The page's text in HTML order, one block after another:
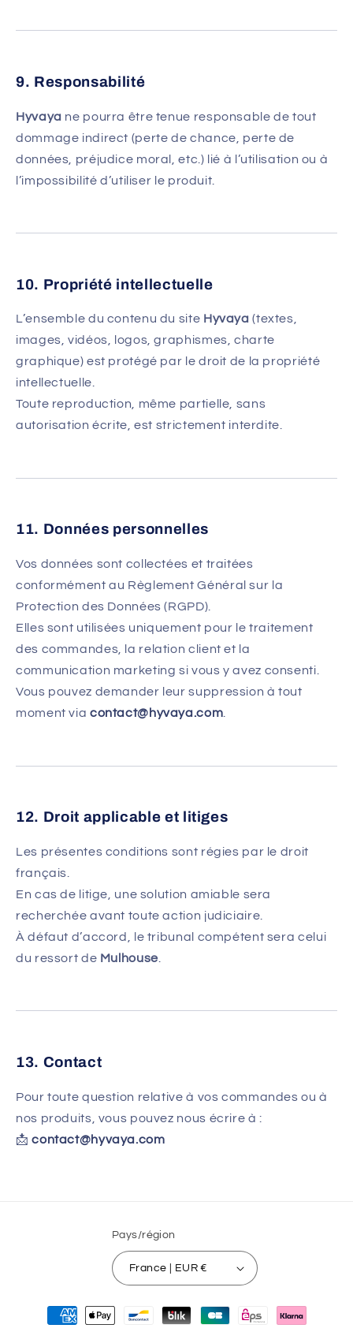
9. Responsabilité
Hyvaya ne pourra être tenue responsable de tout
dommage indirect (perte de chance, perte de
données, préjudice moral, etc.) lié à l’utilisation ou à
l’impossibilité d’utiliser le produit.
10. Propriété intellectuelle
L’ensemble du contenu du site Hyvaya (textes,
images, vidéos, logos, graphismes, charte
graphique) est protégé par le droit de la propriété
intellectuelle.
Toute reproduction, même partielle, sans
autorisation écrite, est strictement interdite.
11. Données personnelles
Vos données sont collectées et traitées
conformément au Règlement Général sur la
Protection des Données (RGPD).
Elles sont utilisées uniquement pour le traitement
des commandes, la relation client et la
communication marketing si vous y avez consenti.
Vous pouvez demander leur suppression à tout
moment via contact@hyvaya.com
12. Droit applicable et litiges
Les présentes conditions sont régies par le droit
français.
En cas de litige, une solution amiable sera
recherchée avant toute action judiciaire.
À défaut d’accord, le tribunal compétent sera celui
du ressort de Mulhouse.
13. Contact
Pour toute question relative à vos commandes ou à
nos produits, vous pouvez nous écrire à :
📩contact@hyvaya.com
Pays/région
France | EUR €
Moyens